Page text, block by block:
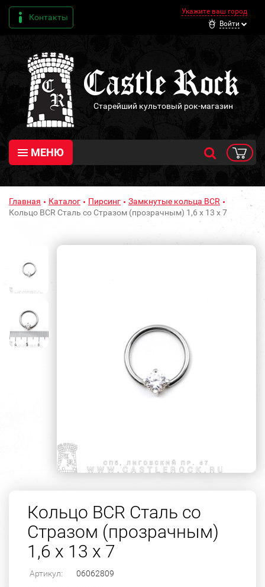
Контакты
Укажите ваш город
Войти
Старейший культовый рок-магазин
МЕНЮ
Главная Каталог Пирсинг
Замкнутые кольца BCR
Кольцо BCR Сталь со Стразом (прозрачным) 1,6 х 13 х 7
Кольцо BCR Сталь со
Стразом (прозрачным)
1,6 х 13 х 7
Артикул: 06062809